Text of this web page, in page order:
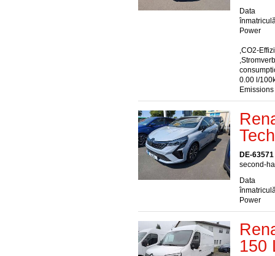
Data
Power
,CO2-
0.00 l/
DE-
second-
Data
Power
150